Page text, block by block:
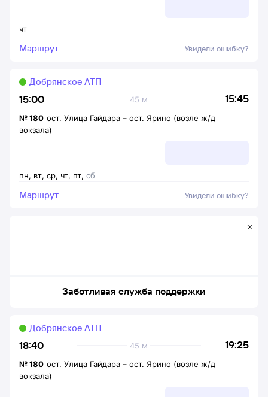
чт
Маршрут Увидели ошибку?
15:00 15:45
45 м
Добрянское АТП
пн, вт, ср, чт, пт, сб
№180 ост. Улица Гайдара – ост. Ярино (возле ж/д
вокзала)
Маршрут Увидели ошибку?
Заботливая служба поддержки
18:40 19:25
45 м
Добрянское АТП
№180 ост. Улица Гайдара – ост. Ярино (возле ж/д
вокзала)